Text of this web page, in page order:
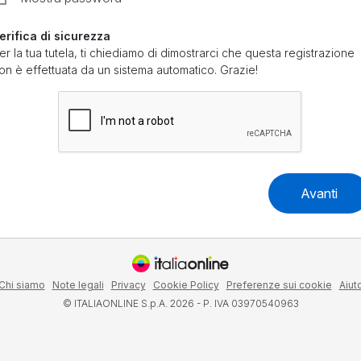
di sicurezza
la tua tutela, ti chiediamo di dimostrarci che questa registrazione
è effettuata da un sistema automatico. Grazie!
Avanti
Chi siamo Note legali Privacy Cookie Policy Preferenze sui cookie
© ITALIAONLINE S.p.A. 2026 - P. IVA 03970540963